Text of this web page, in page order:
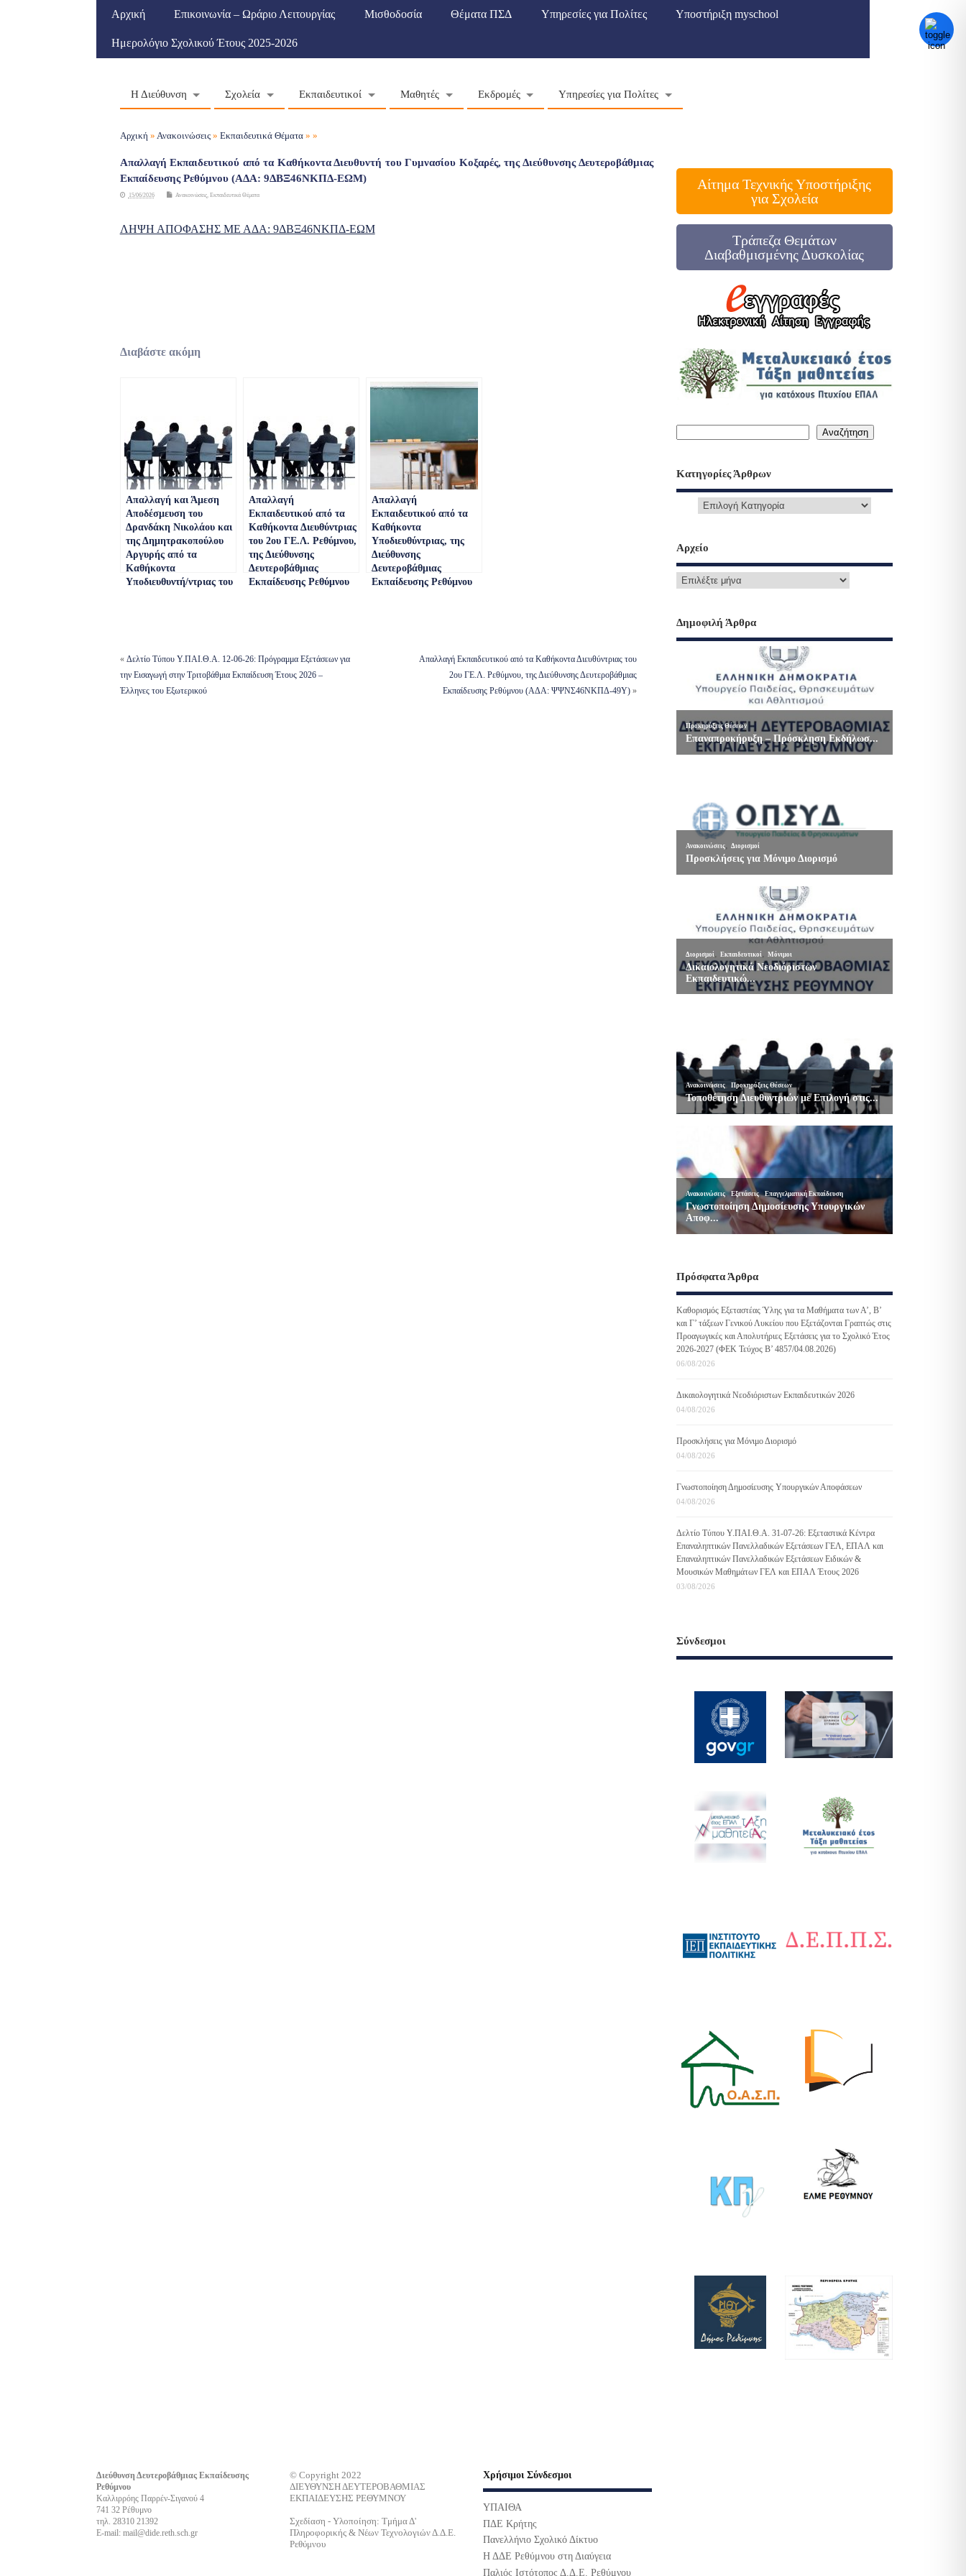
Αρχική Επικοινωνία – Ωράριο Λειτουργίας Μισθοδοσία Θέματα ΠΣΔ Υπηρεσίες για Πολίτες Υποστήριξη myschool
Ημερολόγιο Σχολικού Έτους 2025-2026
Η Διεύθυνση Σχολεία Εκπαιδευτικοί Μαθητές Εκδρομές Υπηρεσίες για Πολίτες
Αρχική » Ανακοινώσεις» Εκπαιδευτικά Θέματα» »
Απαλλαγή Εκπαιδευτικού από τα Καθήκοντα Διευθυντή του Γυμνασίου Κοξαρές, της Διεύθυνσης Δευτεροβάθμιας
Εκπαίδευσης Ρεθύμνου (ΑΔΑ: 9ΔΒΞ46ΝΚΠΔ-ΕΩΜ)
15/06/2026 Ανακοινώσεις, Εκπαιδευτικά Θέματα
ΛΗΨΗ ΑΠΟΦΑΣΗΣ ΜΕ ΑΔΑ: 9ΔΒΞ46ΝΚΠΔ-ΕΩΜ
Διαβάστε ακόμη
Απαλλαγή και Άμεση
Αποδέσμευση του
Δρανδάκη Νικολάου και
της Δημητρακοπούλου
Αργυρής από τα
Καθήκοντα
Υποδιευθυντή/ντριας του
Εκπαίδευσης Ρεθύμνης
(ΑΔΑ: Ω8ΔΗ46ΜΤΛΗ-
Ν1Ρ)
Απαλλαγή
Εκπαιδευτικού από τα
Καθήκοντα Διευθύντριας
του 2ου ΓΕ.Λ. Ρεθύμνου,
της Διεύθυνσης
Δευτεροβάθμιας
Εκπαίδευσης Ρεθύμνου
Απαλλαγή
Εκπαιδευτικού από τα
Καθήκοντα
Υποδιευθύντριας, της
Διεύθυνσης
Δευτεροβάθμιας
Εκπαίδευσης Ρεθύμνου
« Δελτίο Τύπου Υ.ΠΑΙ.Θ.Α. 12-06-26: Πρόγραμμα Εξετάσεων για
την Εισαγωγή στην Τριτοβάθμια Εκπαίδευση Έτους 2026 –
Έλληνες του Εξωτερικού
Απαλλαγή Εκπαιδευτικού από τα Καθήκοντα Διευθύντριας του
2ου ΓΕ.Λ. Ρεθύμνου, της Διεύθυνσης Δευτεροβάθμιας
Εκπαίδευσης Ρεθύμνου (ΑΔΑ: ΨΨΝΣ46ΝΚΠΔ-49Υ) »
Αίτημα Τεχνικής Υποστήριξης
για Σχολεία
Τράπεζα Θεμάτων
Διαβαθμισμένης Δυσκολίας
Αναζήτηση
Κατηγορίες Άρθρων
Αρχείο
Δημοφιλή Άρθρα
Πρόσφατα Άρθρα
Καθορισμός Εξεταστέας Ύλης για τα Μαθήματα των Α’, Β’
και Γ’ τάξεων Γενικού Λυκείου που Εξετάζονται Γραπτώς στις
Προαγωγικές και Απολυτήριες Εξετάσεις για το Σχολικό Έτος
2026-2027 (ΦΕΚ Τεύχος B’ 4857/04.08.2026)
06/08/2026
Δικαιολογητικά Νεοδιόριστων Εκπαιδευτικών 2026
04/08/2026
Προσκλήσεις για Μόνιμο Διορισμό
04/08/2026
Γνωστοποίηση Δημοσίευσης Υπουργικών Αποφάσεων
04/08/2026
Δελτίο Τύπου Υ.ΠΑΙ.Θ.Α. 31-07-26: Εξεταστικά Κέντρα
Επαναληπτικών Πανελλαδικών Εξετάσεων ΓΕΛ, ΕΠΑΛ και
Επαναληπτικών Πανελλαδικών Εξετάσεων Ειδικών &
Μουσικών Μαθημάτων ΓΕΛ και ΕΠΑΛ Έτους 2026
03/08/2026
Σύνδεσμοι
Διεύθυνση Δευτεροβάθμιας Εκπαίδευσης
Ρεθύμνου
Καλλιρρόης Παρρέν-Σιγανού 4
741 32 Ρέθυμνο
τηλ. 28310 21392
E-mail: mail@dide.reth.sch.gr
© Copyright 2022
ΔΙΕΥΘΥΝΣΗ ΔΕΥΤΕΡΟΒΑΘΜΙΑΣ
ΕΚΠΑΙΔΕΥΣΗΣ ΡΕΘΥΜΝΟΥ
Σχεδίαση - Υλοποίηση: Τμήμα Δ'
Πληροφορικής & Νέων Τεχνολογιών Δ.Δ.Ε.
Ρεθύμνου
Χρήσιμοι Σύνδεσμοι
ΥΠΑΙΘΑ
ΠΔΕ Κρήτης
Πανελλήνιο Σχολικό Δίκτυο
Η ΔΔΕ Ρεθύμνου στη Διαύγεια
Παλιός Ιστότοπος Δ.Δ.Ε. Ρεθύμνου